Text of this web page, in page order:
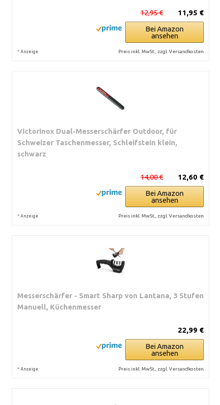
11,95 €
12,95 €
Bei Amazon
ansehen
* Anzeige Preis inkl. MwSt., zzgl. Versandkosten
Victorinox Dual-Messerschärfer Outdoor, für
Schweizer Taschenmesser, Schleifstein klein,
schwarz
12,60 €
14,00 €
Bei Amazon
ansehen
* Anzeige Preis inkl. MwSt., zzgl. Versandkosten
Messerschärfer - Smart Sharp von Lantana, 3 Stufen
Manuell, Küchenmesser
22,99 €
Bei Amazon
ansehen
* Anzeige Preis inkl. MwSt., zzgl. Versandkosten